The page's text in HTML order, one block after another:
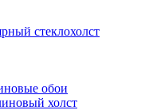
стеклохолст
обои
холст